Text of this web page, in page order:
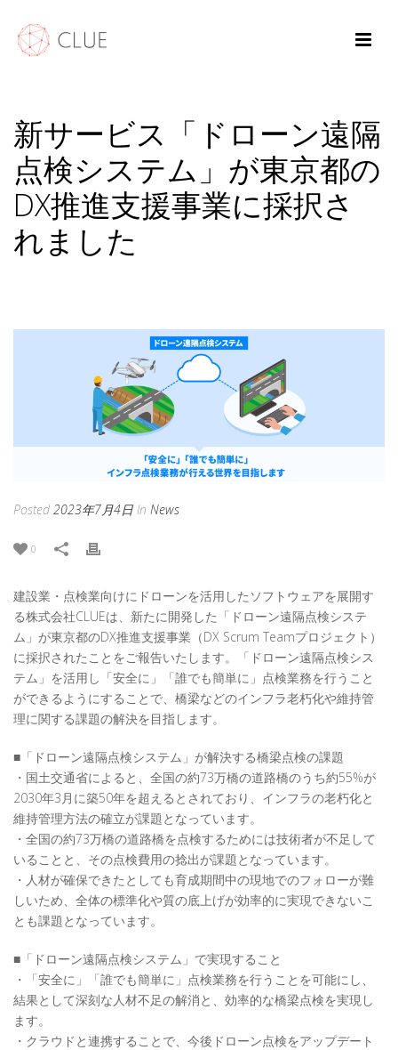
新サービス「ドローン遠隔
点検システム」が東京都の
DX推進支援事業に採択さ
れました
Posted 2023年7月4日 In News
0
建設業・点検業向けにドローンを活用したソフトウェアを展開す
る株式会社CLUEは、新たに開発した「ドローン遠隔点検システ
ム」が東京都のDX推進支援事業（DX Scrum Teamプロジェクト）
に採択されたことをご報告いたします。「ドローン遠隔点検シス
テム」を活用し「安全に」「誰でも簡単に」点検業務を行うこと
ができるようにすることで、橋梁などのインフラ老朽化や維持管
理に関する課題の解決を目指します。
■「ドローン遠隔点検システム」が解決する橋梁点検の課題
・国土交通省によると、全国の約73万橋の道路橋のうち約55%が
2030年3月に築50年を超えるとされており、インフラの老朽化と
維持管理方法の確立が課題となっています。
・全国の約73万橋の道路橋を点検するためには技術者が不足して
いることと、その点検費用の捻出が課題となっています。
・人材が確保できたとしても育成期間中の現地でのフォローが難
しいため、全体の標準化や質の底上げが効率的に実現できないこ
とも課題となっています。
■「ドローン遠隔点検システム」で実現すること
・「安全に」「誰でも簡単に」点検業務を行うことを可能にし、
結果として深刻な人材不足の解消と、効率的な橋梁点検を実現し
ます。
・クラウドと連携することで、今後ドローン点検をアップデート